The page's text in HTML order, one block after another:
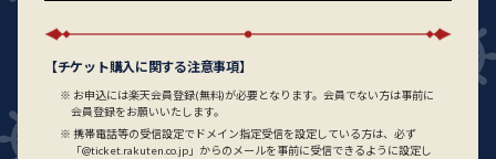
【チケット購入に関する注意事項】
お申込には楽天会員登録(無料)が必要となります。会員でない方は事前に
会員登録をお願いいたします。
携帯電話等の受信設定でドメイン指定受信を設定している方は、必ず
「@ticket.rakuten.co.jp」からのメールを事前に受信できるように設定し